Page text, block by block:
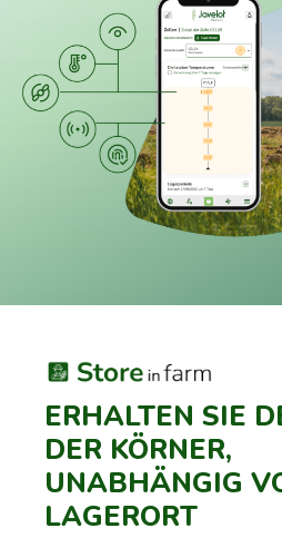
ERHALTEN SIE
DER KÖRNER,
UNABHÄNGIG
LAGERORT